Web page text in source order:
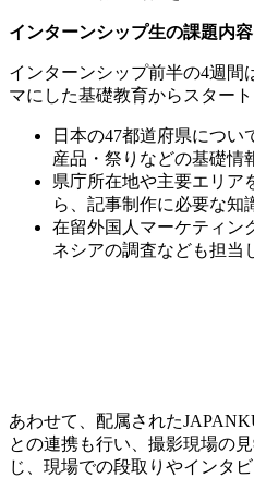
インターンシップ生の課題内容
インターンシップ前半の4週間
マにした基礎教育からスタート
日本の47都道府県につい
産品・祭りなどの基礎情
県庁所在地や主要エリア
ら、記事制作に必要な知
在留外国人マーケティン
ネシアの調査なども担当
あわせて、配属された
との連携も行い、撮影現場の
じ、現場での段取りやインタ